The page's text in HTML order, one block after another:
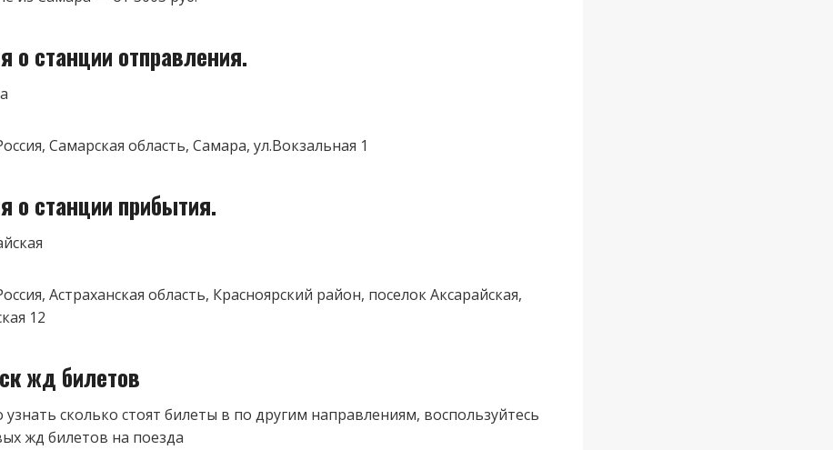
о станции отправления.
Самарская область, Самара, ул.Вокзальная 1
о станции прибытия.
Астраханская область, Красноярский район, поселок Аксарайская,
12
жд билетов
сколько стоят билеты в по другим направлениям, воспользуйтесь
жд билетов на поезда